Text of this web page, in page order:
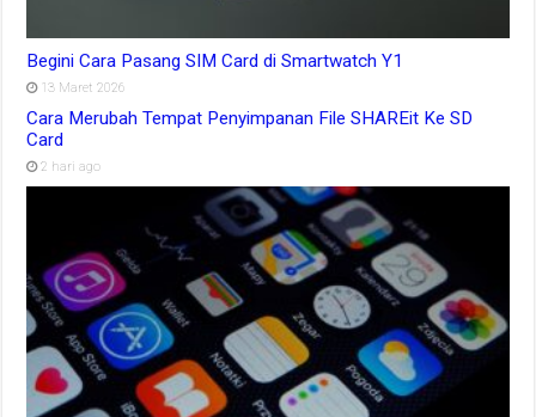
Begini Cara Pasang SIM Card di Smartwatch Y1
13 Maret 2026
Cara Merubah Tempat Penyimpanan File SHAREit Ke SD
Card
2 hari ago